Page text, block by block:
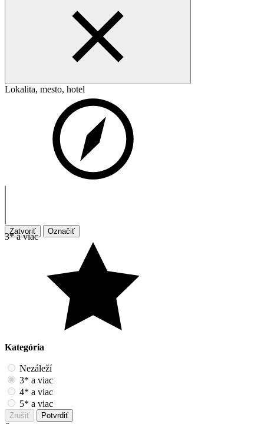
Lokalita, mesto, hotel
Zatvoriť Označiť
3* a viac
Kategória
Nezáleží
3* a viac
4* a viac
5* a viac
Zrušiť Potvrdiť